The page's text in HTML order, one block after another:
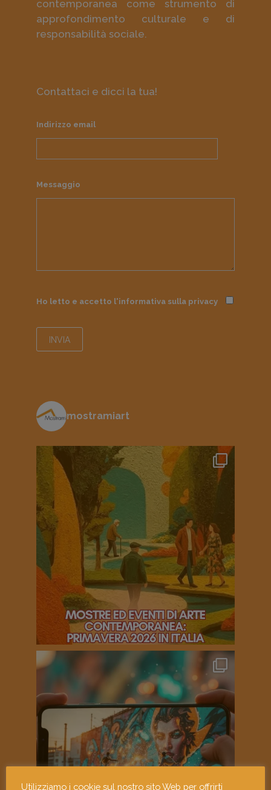
contemporanea come strumento di
approfondimento culturale e di
responsabilità sociale.
Contattaci e dicci la tua!
Indirizzo email
Messaggio
Ho letto e accetto l'informativa sulla privacy
mostramiart
Utilizziamo i cookie sul nostro sito Web per offrirti